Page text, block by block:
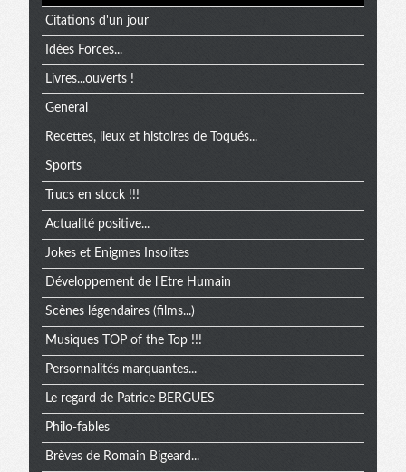
Citations d'un jour
Idées Forces...
Livres...ouverts !
General
Recettes, lieux et histoires de Toqués...
Sports
Trucs en stock !!!
Actualité positive...
Jokes et Enigmes Insolites
Développement de l'Etre Humain
Scènes légendaires (films...)
Musiques TOP of the Top !!!
Personnalités marquantes...
Le regard de Patrice BERGUES
Philo-fables
Brèves de Romain Bigeard...